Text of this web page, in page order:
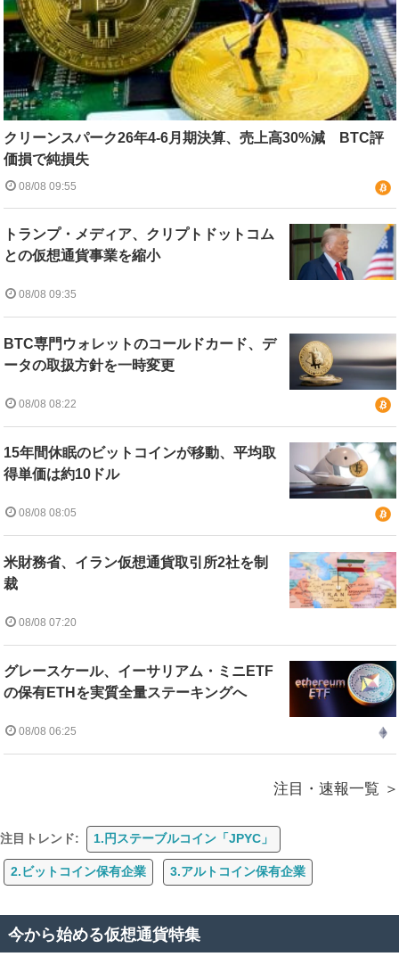
クリーンスパーク26年4-6月期決算、売上高30%減 BTC評
価損で純損失
08/08 09:55
トランプ・メディア、クリプトドットコム
との仮想通貨事業を縮小
08/08 09:35
BTC専門ウォレットのコールドカード、デ
ータの取扱方針を一時変更
08/08 08:22
15年間休眠のビットコインが移動、平均取
得単価は約10ドル
08/08 08:05
米財務省、イラン仮想通貨取引所2社を制
裁
08/08 07:20
グレースケール、イーサリアム・ミニETF
の保有ETHを実質全量ステーキングへ
08/08 06:25
注目・速報一覧
注目トレンド: 1.円ステーブルコイン「JPYC」
2.ビットコイン保有企業 3.アルトコイン保有企業
今から始める仮想通貨特集